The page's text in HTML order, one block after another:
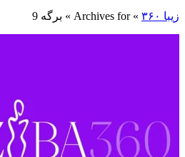
زیبا ۳۶۰ »
Archives for
» برگه 9